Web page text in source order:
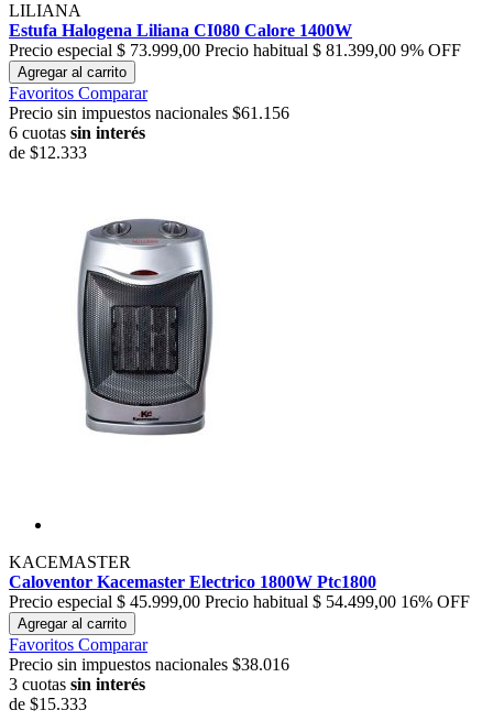
LILIANA
Estufa Halogena Liliana CI080 Calore 1400W
Precio especial $ 73.999,00 Precio habitual $ 81.399,00 9% OFF
Agregar al carrito
Favoritos Comparar
Precio sin impuestos nacionales $61.156
6 cuotas sin interés
de $12.333
KACEMASTER
Caloventor Kacemaster Electrico 1800W Ptc1800
Precio especial $ 45.999,00 Precio habitual $ 54.499,00 16% OFF
Agregar al carrito
Favoritos Comparar
Precio sin impuestos nacionales $38.016
3 cuotas sin interés
de $15.333